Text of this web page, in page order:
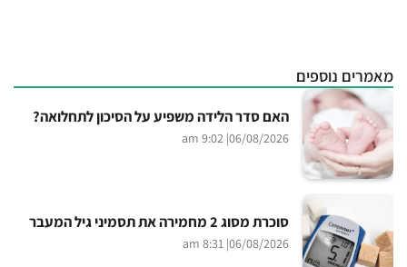
מאמרים נוספים
האם סדר הלידה משפיע על הסיכון לתחלואה?
06/08/2026
| 9:02 am
סוכרת מסוג 2 מחמירה את תסמיני גיל המעבר
06/08/2026
| 8:31 am